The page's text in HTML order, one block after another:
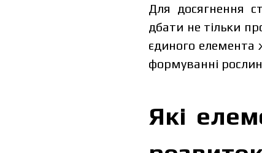
Для досягнення
дбати не тільки
єдиного елемента
формуванні
Які